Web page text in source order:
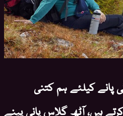
کیلئے ہم کتنی
ہیں، آٹھ گلاس پانی پینے